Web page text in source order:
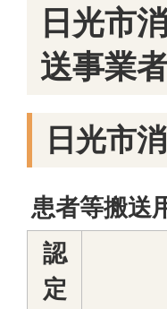
日光市
送事業
日光市
患者等搬送
認
定